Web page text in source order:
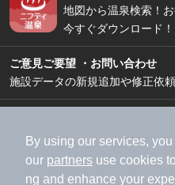
By using our services,
our partners use cookies
ng and enhance your
地図から温泉検索！
今すぐダウンロード！
ご意見ご要望 ・お問い合わせ
施設データの新規追加や修正依
加盟店募集（資料請
利用規約
ライフス